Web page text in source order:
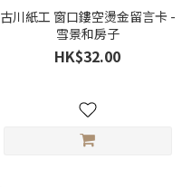
古川紙工 窗口鏤空燙金留言卡 -
雪景和房子
HK$32.00